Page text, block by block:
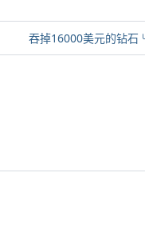
吞掉16000美元的钻石